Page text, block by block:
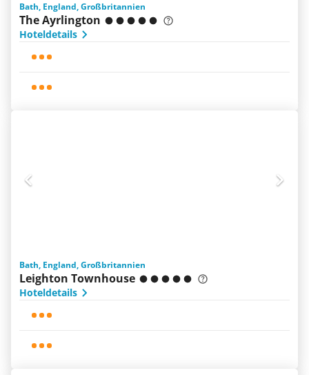
Bath, England, Großbritannien
The Ayrlington
Hoteldetails
Bath, England, Großbritannien
Leighton Townhouse
Hoteldetails